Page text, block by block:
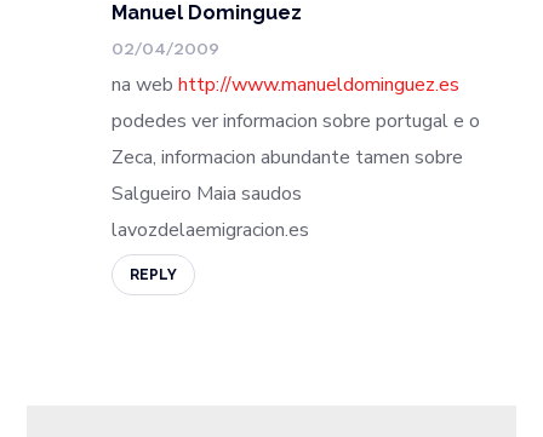
Manuel Dominguez
02/04/2009
na webhttp://www.manueldominguez.es
podedes ver informacion sobre portugal e o
Zeca, informacion abundante tamen sobre
Salgueiro Maia saudos
lavozdelaemigracion.es
REPLY